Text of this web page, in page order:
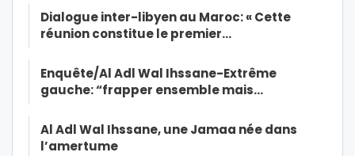
Dialogue inter-libyen au Maroc: « Cette
réunion constitue le premier…
Enquête/Al Adl Wal Ihssane-Extrême
gauche: “frapper ensemble mais…
Al Adl Wal Ihssane, une Jamaa née dans
l’amertume